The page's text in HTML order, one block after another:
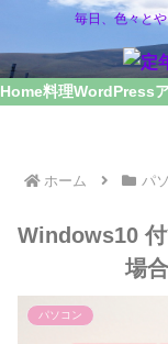
毎日、色々と
Home料理WordPress
ホーム パ
Windows10
場
パソコン